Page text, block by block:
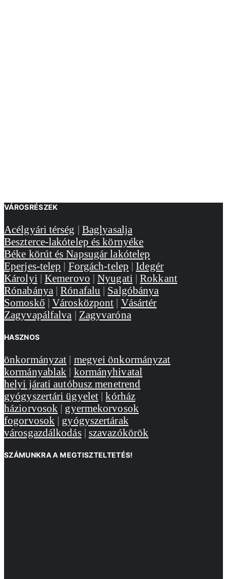
VÁROSRÉSZEK
Acélgyári térség | Baglyasalja
Beszterce-lakótelep és környéke
Béke körút és Napsugár lakótelep
Eperjes-telep | Forgách-telep |Idegér
Károlyi |Kemerovo |Nyugati |Rokkant
Rónabánya |Rónafalu | Salgóbánya
Somoskő |Városközpont | Vásártér
Zagyvapálfalva | Zagyvaróna
HASZNOS
önkormányzat | megyei önkormányzat
kormányablak | kormányhivatal
helyi járati autóbusz menetrend
gyógyszertári ügyelet |kórház
háziorvosok | gyermekorvosok
fogorvosok | gyógyszertárak
városgazdálkodás| szavazókörök
SZÁMUNKRA A MEGTISZTELTETÉS!